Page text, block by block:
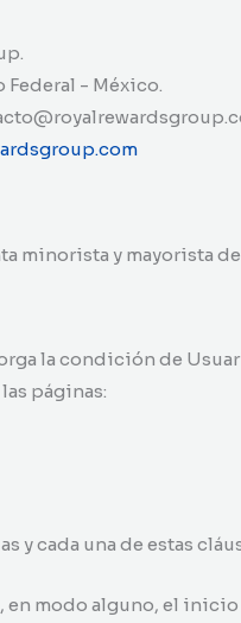
- México.
minorista y mayorista
la condición de
páginas:
y cada una de estas
en modo alguno, el